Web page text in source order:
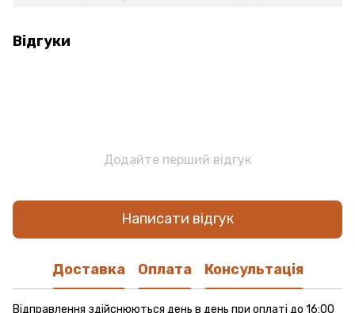
Відгуки
Додайте перший відгук
Написати відгук
Доставка Оплата Консультація
Відправлення здійснюються день в день при оплаті до 16:00